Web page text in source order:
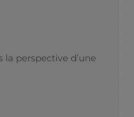
perspective d’une